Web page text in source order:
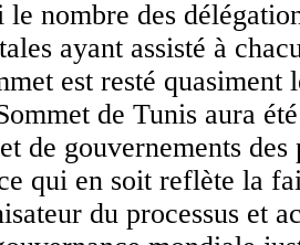
nombre des
ayant assisté à
est resté quasiment
de Tunis aura
de gouvernements des
qui en soit reflète la
du processus et